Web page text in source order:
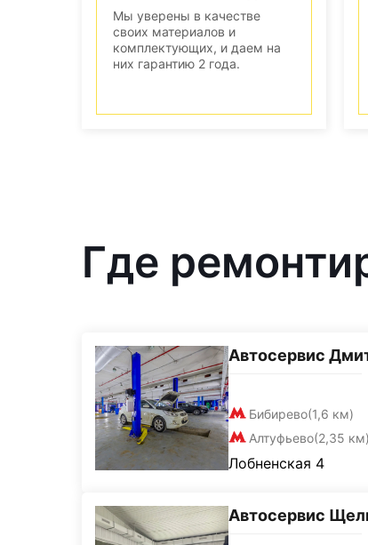
Мы уверены в качестве
своих материалов и
комплектующих, и даем на
них гарантию 2 года.
Где
Автосервис
Бибирево(1,6 км)
Алтуфьево(2,35 км)
Лобненская 4
Автосервис